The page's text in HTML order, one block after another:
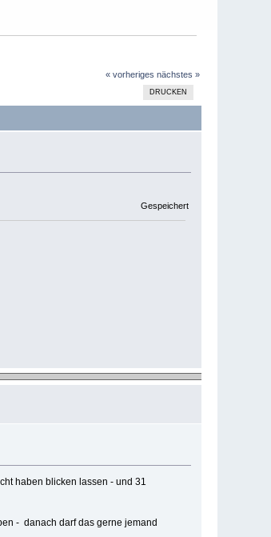
« vorheriges nächstes »
DRUCKEN
Gespeichert
haben blicken lassen - und 31
- danach darf das gerne jemand